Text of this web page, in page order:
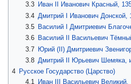
3.3
Иван II Иванович Красный,
3.4 Дмитрий I Иванович Донской,
3.5
Василий I Дмитриевич
3.6
Василий II Васильевич
3.7 Юрий (II) Дмитриевич
3.8 Дмитрий II Юрьевич Шемяка,
4 Русское Государство (Царство)
4.1
Иван III Васильевич